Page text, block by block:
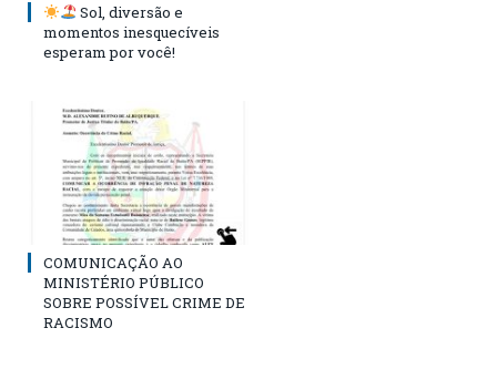
Sol, diversão e
momentos inesquecíveis
esperam por você!
COMUNICAÇÃO AO
MINISTÉRIO PÚBLICO
SOBRE POSSÍVEL CRIME DE
RACISMO